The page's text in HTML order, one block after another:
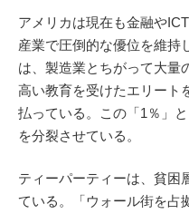
アメリカは現在も金融や
産業で圧倒的な優位を維持
は、製造業とちがって大量
高い教育を受けたエリート
払っている。この「1％」
を分裂させている。
ティーパーティーは、貧困
ている。「ウォール街を占